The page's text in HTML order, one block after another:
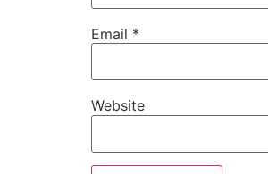
Email *
Website